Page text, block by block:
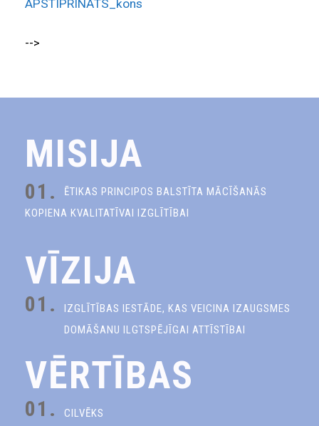
APSTIPRINĀTS_kons
-->
MISIJA
01.
ĒTIKAS PRINCIPOS BALSTĪTA MĀCĪŠANĀS
KOPIENA KVALITATĪVAI IZGLĪTĪBAI
VĪZIJA
01.
IZGLĪTĪBAS IESTĀDE, KAS VEICINA IZAUGSMES
DOMĀŠANU ILGTSPĒJĪGAI ATTĪSTĪBAI
VĒRTĪBAS
01. CILVĒKS